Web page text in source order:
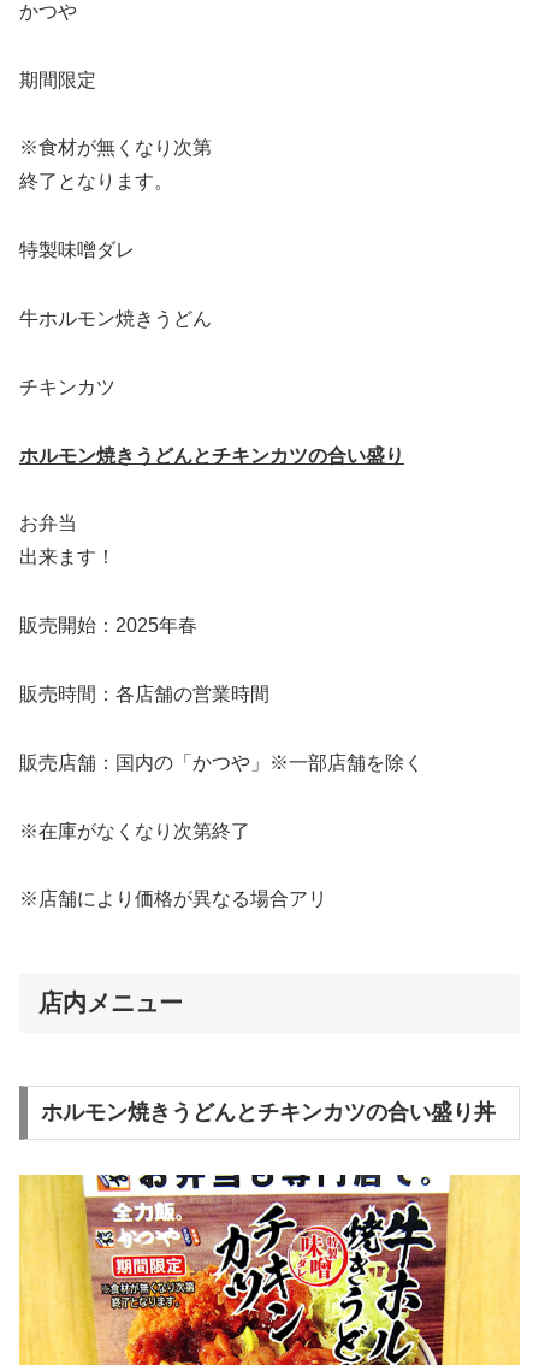
かつや
期間限定
※食材が無くなり次第
終了となります。
特製味噌ダレ
牛ホルモン焼きうどん
チキンカツ
ホルモン焼きうどんとチキンカツの合い盛り
お弁当
出来ます！
販売開始：2025年春
販売時間：各店舗の営業時間
販売店舗：国内の「かつや」※一部店舗を除く
※在庫がなくなり次第終了
※店舗により価格が異なる場合アリ
店内メニュー
ホルモン焼きうどんとチキンカツの合い盛り丼